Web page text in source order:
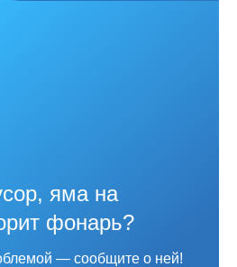
яма на
фонарь?
— сообщите о ней!